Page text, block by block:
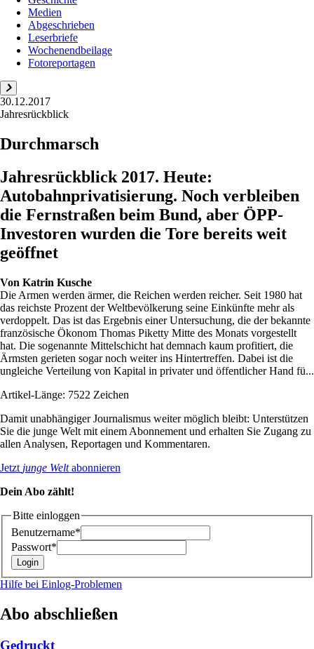
Medien
Abgeschrieben
Leserbriefe
Wochenendbeilage
Fotoreportagen
30.12.2017
Jahresrückblick
Durchmarsch
Jahresrückblick 2017. Heute:
Autobahnprivatisierung. Noch verbleiben
die Fernstraßen beim Bund, aber ÖPP-
Investoren wurden die Tore bereits weit
geöffnet
Von Katrin Kusche
Die Armen werden ärmer, die Reichen werden reicher. Seit 1980 hat
das reichste Prozent der Weltbevölkerung seine Einkünfte mehr als
verdoppelt. Das ist das Ergebnis einer Untersuchung, die der bekannte
französische Ökonom Thomas Piketty Mitte des Monats vorgestellt
hat. Die sogenannte Mittelschicht hat demnach kaum profitiert, die
Ärmsten gerieten sogar noch weiter ins Hintertreffen. Dabei ist die
ungleiche Verteilung von Kapital in privater und öffentlicher Hand fü...
Artikel-Länge: 7522 Zeichen
Damit unabhängiger Journalismus weiter möglich bleibt: Unterstützen
Sie die junge Welt mit einem Abonnement und erhalten Sie Zugang zu
allen Analysen, Reportagen und Kommentaren.
Jetzt junge Weltabonnieren
Dein Abo zählt!
Bitte einloggen
Benutzername*
Passwort*
Hilfe bei Einlog-Problemen
Abo abschließen
Gedruckt